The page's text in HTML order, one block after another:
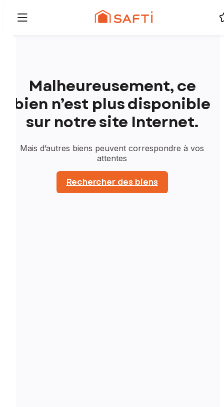
Malheureusement, ce
bien n’est plus disponible
sur notre site Internet.
Mais d’autres biens peuvent correspondre à vos
attentes
Rechercher des biens